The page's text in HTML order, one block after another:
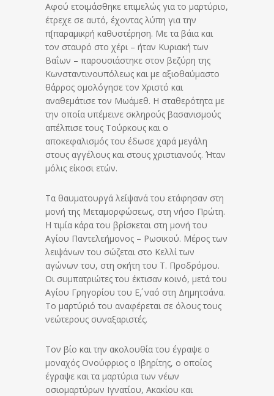
Αφού ετοιμάσθηκε επιμελώς για το μαρτύριο,
έτρεχε σε αυτό, έχοντας λύπη για την
π[παραμικρή καθυστέρηση. Με τα βάια και
τον σταυρό στο χέρι – ήταν Κυριακή των
Βαΐων – παρουσιάστηκε στον βεζύρη της
Κωνσταντινουπόλεως και με αξιοθαύμαστο
θάρρος ομολόγησε τον Χριστό και
αναθεμάτισε τον Μωάμεθ. Η σταθερότητα με
την οποία υπέμεινε σκληρούς βασανισμούς
απέλπισε τους Τούρκους και ο
αποκεφαλισμός του έδωσε χαρά μεγάλη
στους αγγέλους και στους χριστιανούς. Ήταν
μόλις είκοσι ετών.
Τα θαυματουργά λείψανά του ετάφησαν στη
μονή της Μεταμορφώσεως, στη νήσο Πρώτη.
Η τιμία κάρα του βρίσκεται στη μονή του
Αγίου Παντελεήμονος – Ρωσικού. Μέρος των
λειψάνων του σώζεται στο Κελλί των
αγώνων του, στη σκήτη του Τ. Προδρόμου.
Οι συμπατριώτες του έκτισαν κοινό, μετά του
Αγίου Γρηγορίου του Ε΄, ναό στη Δημητσάνα.
Το μαρτύριό του αναφέρεται σε όλους τους
νεώτερους συναξαριστές.
Τον βίο και την ακολουθία του έγραψε ο
μοναχός Ονούφριος ο Ιβηρίτης, ο οποίος
έγραψε και τα μαρτύρια των νέων
οσιομαρτύρων Ιγνατίου, Ακακίου και